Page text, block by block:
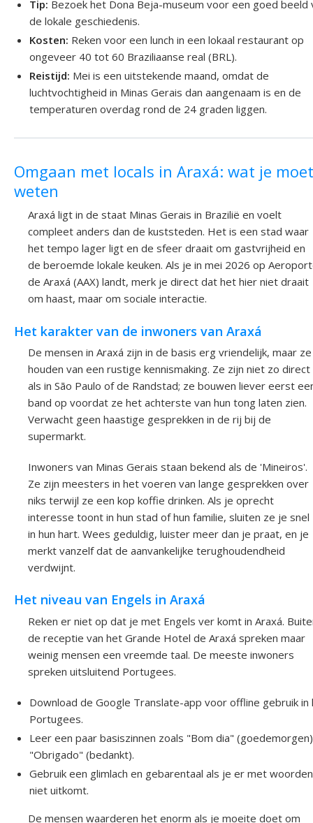
Tip: Bezoek het Dona Beja-museum voor een goed beeld
de lokale geschiedenis.
Kosten: Reken voor een lunch in een lokaal restaurant op
ongeveer 40 tot 60 Braziliaanse real (BRL).
Reistijd: Mei is een uitstekende maand, omdat de
luchtvochtigheid in Minas Gerais dan aangenaam is en de
temperaturen overdag rond de 24 graden liggen.
Omgaan met locals in Araxá: wat je moet
weten
Araxá ligt in de staat Minas Gerais in Brazilië en voelt
compleet anders dan de kuststeden. Het is een stad waar
het tempo lager ligt en de sfeer draait om gastvrijheid en
de beroemde lokale keuken. Als je in mei 2026 op
de Araxá (AAX) landt, merk je direct dat het hier niet draait
om haast, maar om sociale interactie.
Het karakter van de inwoners van Araxá
De mensen in Araxá zijn in de basis erg vriendelijk, maar ze
houden van een rustige kennismaking. Ze zijn niet zo direct
als in São Paulo of de Randstad; ze bouwen liever eerst
band op voordat ze het achterste van hun tong laten zien.
Verwacht geen haastige gesprekken in de rij bij de
supermarkt.
Inwoners van Minas Gerais staan bekend als de 'Mineiros'.
Ze zijn meesters in het voeren van lange gesprekken over
niks terwijl ze een kop koffie drinken. Als je oprecht
interesse toont in hun stad of hun familie, sluiten ze je snel
in hun hart. Wees geduldig, luister meer dan je praat, en je
merkt vanzelf dat de aanvankelijke terughoudendheid
verdwijnt.
Het niveau van Engels in Araxá
Reken er niet op dat je met Engels ver komt in Araxá.
de receptie van het Grande Hotel de Araxá spreken maar
weinig mensen een vreemde taal. De meeste inwoners
spreken uitsluitend Portugees.
Download de Google Translate-app voor offline gebruik in
Portugees.
Leer een paar basiszinnen zoals "Bom dia"
"Obrigado" (bedankt).
Gebruik een glimlach en gebarentaal als je er met woorden
niet uitkomt.
De mensen waarderen het enorm als je moeite doet om